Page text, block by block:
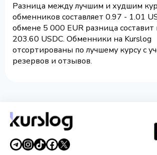
Разница между лучшим и худшим
обменников составляет 0.97 - 1.01
обмене 5 000 EUR разница
203.60 USDC. Обменники на Kurslog
отсортированы по лучшему курсу с
резервов и отзывов.